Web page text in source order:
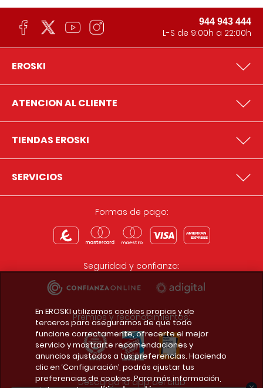
944 943 444
L-S de 9:00h a 22:00h
EROSKI
ATENCION AL CLIENTE
TIENDAS EROSKI
SERVICIOS
Formas de pago:
Seguridad y confianza:
Premios y reconocimientos:
Descarga la app del club
En EROSKI utilizamos cookies propias y de
terceros para asegurarnos de que todo
funcione correctamente, ofrecerte el mejor
servicio y mostrarte recomendaciones y
anuncios ajustados a tus preferencias. Haciendo
clic en ‘Configuración’, podrás ajustar tus
preferencias de cookies. Para más información,